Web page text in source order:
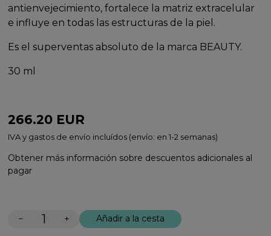
antienvejecimiento, fortalece la matriz extracelular
e influye en todas las estructuras de la piel.
Es el superventas absoluto de la marca BEAUTY.
30 ml
266.20 EUR
IVA y gastos de envío incluídos (envío: en 1-2 semanas)
Obtener más información sobre descuentos adicionales al
pagar
− + Añadir a la cesta